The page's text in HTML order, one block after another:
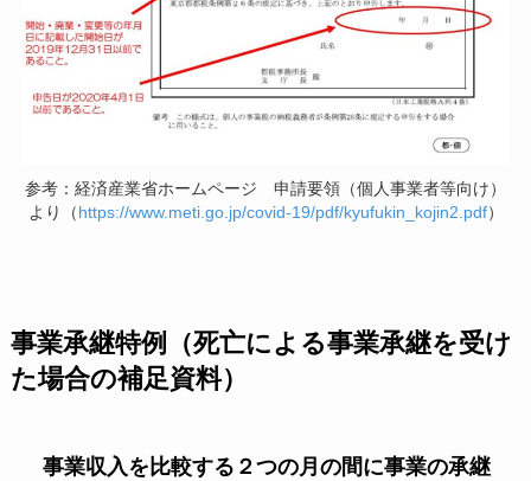
参考：経済産業省ホームページ 申請要領（個人事業者等向け）
より（https://www.meti.go.jp/covid-19/pdf/kyufukin_kojin2.pdf）
事業承継特例（死亡による事業承継を受け
た場合の補足資料）
事業収入を比較する２つの月の間に事業の承継